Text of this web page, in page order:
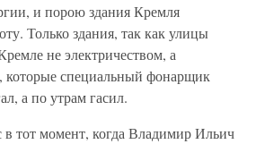
и порою здания Кремля
Только здания, так как улицы
не электричеством, а
которые специальный фонарщик
а по утрам гасил.
тот момент, когда Владимир Ильич